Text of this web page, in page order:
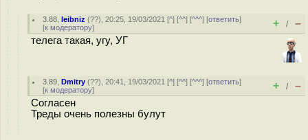
3.88 ,leibniz (??), 20:25, 19/03/2021 [^] [^^] [^^^] [ответить]
[к модератору] + / –
телега такая, угу, УГ
3.89 ,Dmitry (??), 20:41, 19/03/2021 [^] [^^] [^^^] [ответить]
[к модератору] + / –
Согласен
Треды очень полезны булут